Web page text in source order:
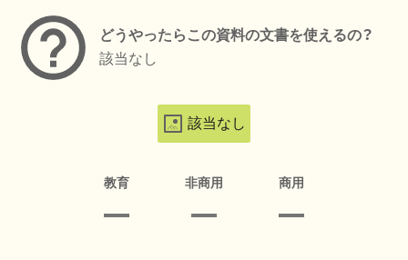
どうやったらこの資料の文書を使えるの？
該当なし
該当なし
教育 非商用 商用